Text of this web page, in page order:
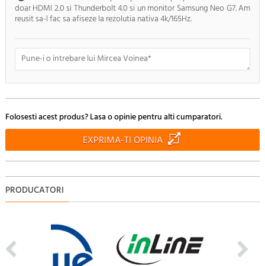
doar HDMI 2.0 si Thunderbolt 4.0 si un monitor Samsung Neo G7. Am
reusit sa-l fac sa afiseze la rezolutia nativa 4k/165Hz.
RENUNTA
TRIMITE
Folosesti acest produs? Lasa o opinie pentru alti cumparatori.
EXPRIMA-TI OPINIA
PRODUCATORI